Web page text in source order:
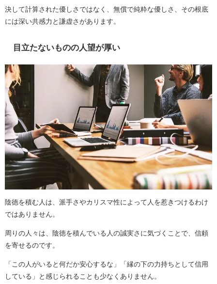
決して計算された優しさではなく、無償で純粋な優しさ、その根底
には深い共感力と謙虚さがあります。
目立たないものの人望が厚い
陰徳を積む人は、派手さやカリスマ性によって人を惹きつけるわけ
ではありません。
周りの人々は、陰徳を積んでいる人の誠実さに気づくことで、信頼
を寄せるのです。
「この人がいると何だか安心するな」「縁の下の力持ちとして信用
している」と感じられることも少なくありません。